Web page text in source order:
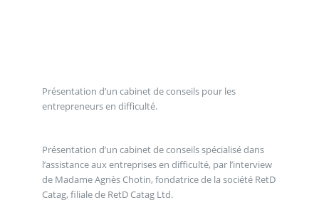
Présentation d’un cabinet de conseils pour les
entrepreneurs en difficulté.
Présentation d’un cabinet de conseils spécialisé dans
l’assistance aux entreprises en difficulté, par l’interview
de Madame Agnès Chotin, fondatrice de la société RetD
Catag, filiale de RetD Catag Ltd.